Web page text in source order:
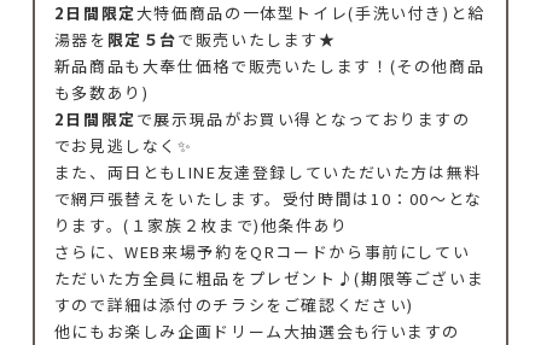
2日間限定大特価商品の一体型トイレ(手洗い付き)と給
湯器を 限定５台で販売いたします★
新品商品も大奉仕価格で販売いたします！(その他商品
も多数あり)
2日間限定で展示現品がお買い得となっておりますの
でお見逃しなく✨
また、両日ともLINE友達登録していただいた方は無料
で網戸張替えをいたします。受付時間は10：00～とな
ります。(１家族２枚まで)他条件あり
さらに、WEB来場予約をQRコードから事前にしてい
ただいた方全員に粗品をプレゼント♪(期限等ございま
すので詳細は添付のチラシをご確認ください)
他にもお楽しみ企画ドリーム大抽選会も行いますの